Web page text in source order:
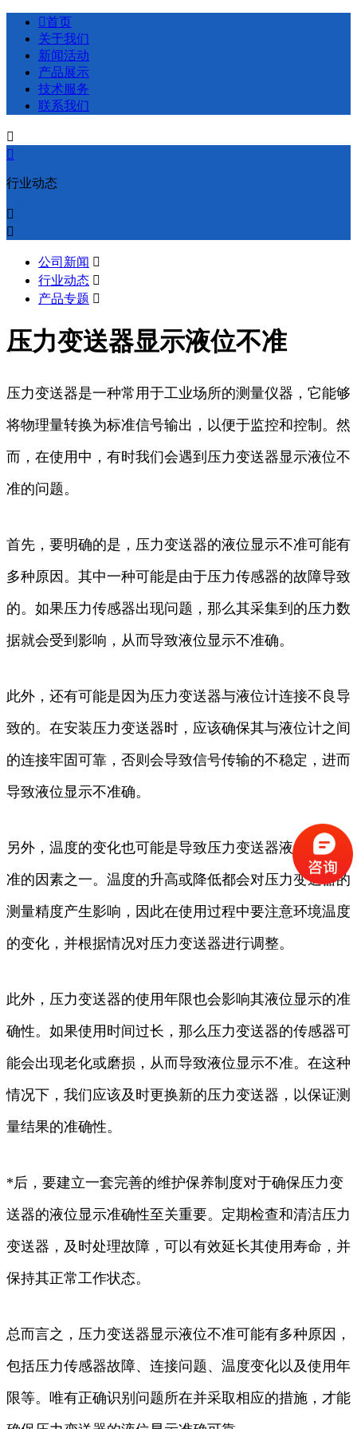
首页
关于我们
新闻活动
产品展示
技术服务
联系我们


行业动态


公司新闻 
行业动态 
产品专题 
压力变送器显示液位不准
压力变送器是一种常用于工业场所的测量仪器，它能够
将物理量转换为标准信号输出，以便于监控和控制。然
而，在使用中，有时我们会遇到压力变送器显示液位不
准的问题。
首先，要明确的是，压力变送器的液位显示不准可能有
多种原因。其中一种可能是由于压力传感器的故障导致
的。如果压力传感器出现问题，那么其采集到的压力数
据就会受到影响，从而导致液位显示不准确。
此外，还有可能是因为压力变送器与液位计连接不良导
致的。在安装压力变送器时，应该确保其与液位计之间
的连接牢固可靠，否则会导致信号传输的不稳定，进而
导致液位显示不准确。
另外，温度的变化也可能是导致压力变送器液位显示不
准的因素之一。温度的升高或降低都会对压力变送器的
测量精度产生影响，因此在使用过程中要注意环境温度
的变化，并根据情况对压力变送器进行调整。
此外，压力变送器的使用年限也会影响其液位显示的准
确性。如果使用时间过长，那么压力变送器的传感器可
能会出现老化或磨损，从而导致液位显示不准。在这种
情况下，我们应该及时更换新的压力变送器，以保证测
量结果的准确性。
*后，要建立一套完善的维护保养制度对于确保压力变
送器的液位显示准确性至关重要。定期检查和清洁压力
变送器，及时处理故障，可以有效延长其使用寿命，并
保持其正常工作状态。
总而言之，压力变送器显示液位不准可能有多种原因，
包括压力传感器故障、连接问题、温度变化以及使用年
限等。唯有正确识别问题所在并采取相应的措施，才能